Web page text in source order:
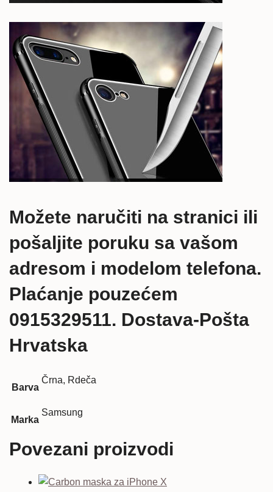
Možete naručiti na stranici ili
pošaljite poruku sa vašom
adresom i modelom telefona.
Plaćanje pouzećem
0915329511. Dostava-Pošta
Hrvatska
Barva
Črna, Rdeča
Marka
Samsung
Povezani proizvodi